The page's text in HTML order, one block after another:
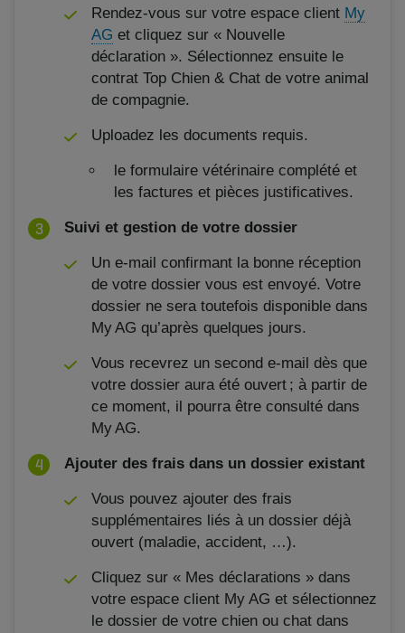
Rendez-vous sur votre espace client My
AG et cliquez sur « Nouvelle
déclaration ». Sélectionnez ensuite le
contrat Top Chien & Chat de votre animal
de compagnie.
Uploadez les documents requis.
le formulaire vétérinaire complété et
les factures et pièces justificatives.
Suivi et gestion de votre dossier
Un e-mail confirmant la bonne réception
de votre dossier vous est envoyé. Votre
dossier ne sera toutefois disponible dans
My AG qu’après quelques jours.
Vous recevrez un second e-mail dès que
votre dossier aura été ouvert ; à partir de
ce moment, il pourra être consulté dans
My AG.
Ajouter des frais dans un dossier existant
Vous pouvez ajouter des frais
supplémentaires liés à un dossier déjà
ouvert (maladie, accident, …).
Cliquez sur « Mes déclarations » dans
votre espace client My AG et sélectionnez
le dossier de votre chien ou chat dans